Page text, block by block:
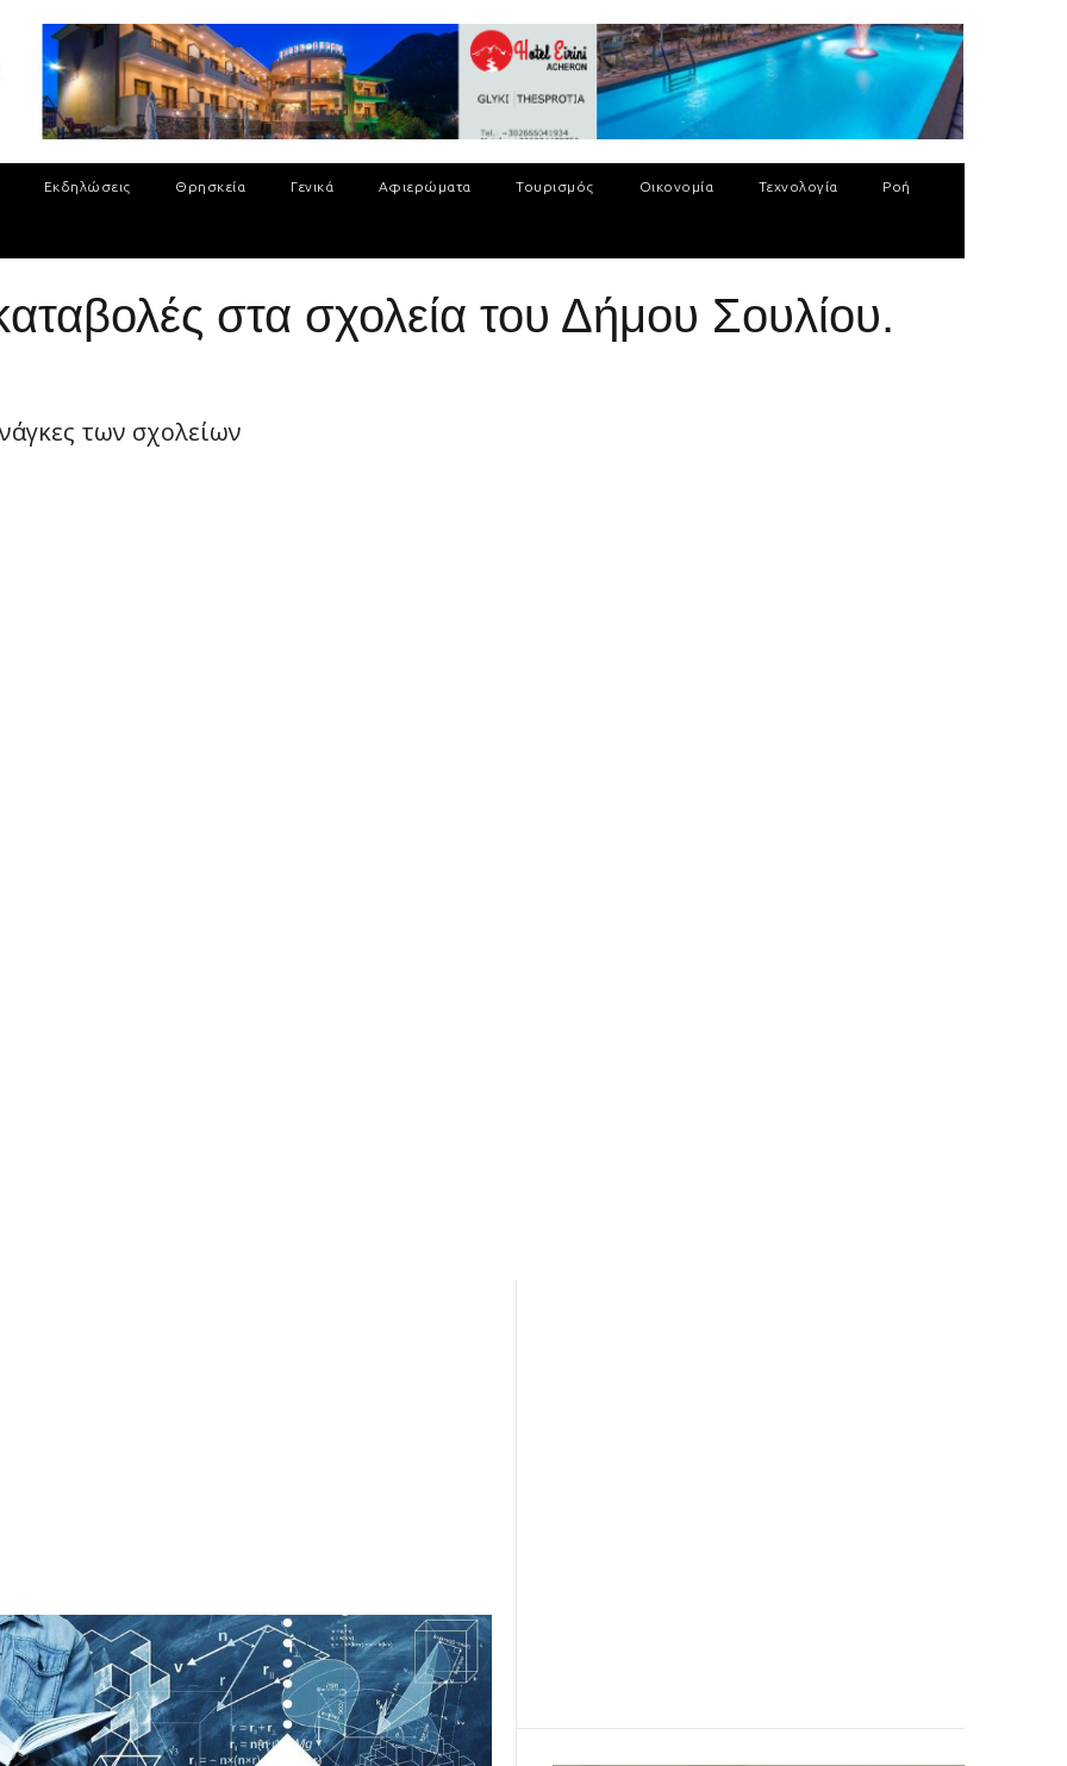
Εκδηλώσεις Θρησκεία Γενικά Αφιερώματα Τουρισμός Οικονομία Τεχνολογία Ροή
στα σχολεία του Δήμου Σουλίου.
των σχολείων